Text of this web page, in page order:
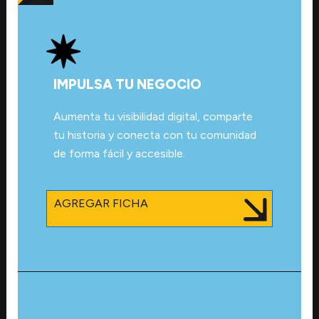
IMPULSA TU NEGOCIO
Aumenta tu visibilidad digital, comparte
tu historia y conecta con tu comunidad
de forma fácil y accesible.
AGREGAR FICHA